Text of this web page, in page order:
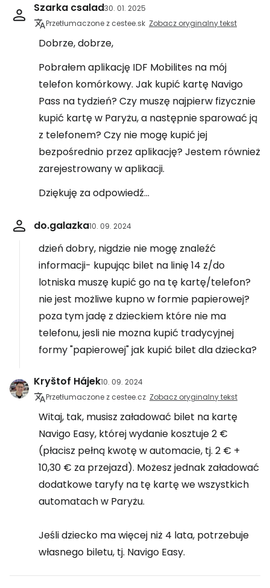
Szarka csalad30. 01. 2025
Przetłumaczone z cestee.sk Zobacz oryginalny tekst
Dobrze, dobrze,
Pobrałem aplikację IDF Mobilites na mój
telefon komórkowy. Jak kupić kartę Navigo
Pass na tydzień? Czy muszę najpierw fizycznie
kupić kartę w Paryżu, a następnie sparować ją
z telefonem? Czy nie mogę kupić jej
bezpośrednio przez aplikację? Jestem również
zarejestrowany w aplikacji.
Dziękuję za odpowiedź...
do.galazka10. 09. 2024
dzień dobry, nigdzie nie mogę znaleźć
informacji- kupując bilet na linię 14 z/do
lotniska muszę kupić go na tę kartę/telefon?
nie jest możliwe kupno w formie papierowej?
poza tym jadę z dzieckiem które nie ma
telefonu, jesli nie mozna kupić tradycyjnej
formy "papierowej" jak kupić bilet dla dziecka?
Kryštof Hájek10. 09. 2024
Przetłumaczone z cestee.cz Zobacz oryginalny tekst
Witaj, tak, musisz załadować bilet na kartę
Navigo Easy, której wydanie kosztuje 2 €
(płacisz pełną kwotę w automacie, tj. 2 € +
10,30 € za przejazd). Możesz jednak załadować
dodatkowe taryfy na tę kartę we wszystkich
automatach w Paryżu.
Jeśli dziecko ma więcej niż 4 lata, potrzebuje
własnego biletu, tj. Navigo Easy.